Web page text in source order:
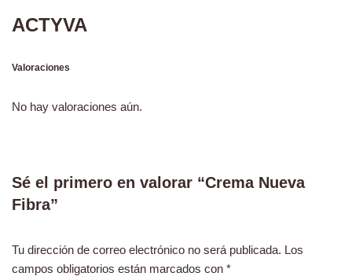
ACTYVA
Valoraciones
No hay valoraciones aún.
Sé el primero en valorar “Crema Nueva
Fibra”
Tu dirección de correo electrónico no será publicada. Los
campos obligatorios están marcados con *